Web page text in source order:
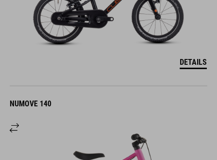
DETAILS
NUMOVE 140